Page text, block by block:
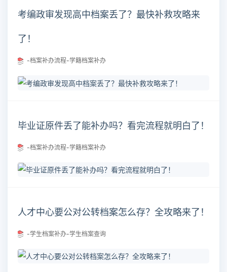
考编政审发现高中档案丢了？最快补救攻略来
了！
-档案补办流程-学籍档案补办
毕业证原件丢了能补办吗？看完流程就明白了！
-档案补办流程-学籍档案补办
人才中心要公对公转档案怎么存？全攻略来了！
-学生档案补办-学生档案查询